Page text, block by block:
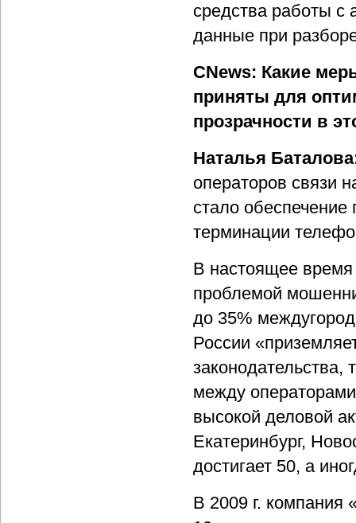
средства работы с
данные при
CNews: Какие
приняты для
прозрачности в
Наталья
операторов связи
стало обеспечение
терминации
В настоящее время
проблемой
до 35%
России
законодательства,
между
высокой деловой
Екатеринбург,
достигает 50, а
В 2009 г.